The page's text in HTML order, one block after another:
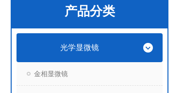
产品分类
光学显微镜
金相显微镜